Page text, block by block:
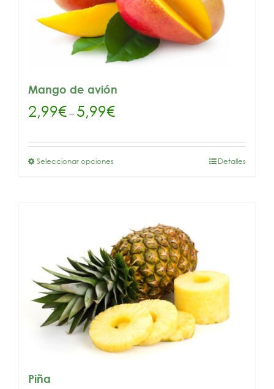
Mango de avión
2,99€– 5,99€
Seleccionar opciones Detalles
Piña